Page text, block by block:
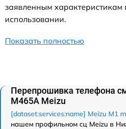
заявленным
использовании.
Показать полностью
Перепрошивка телефона
M465A Meizu
[dataset:services:name] Meizu M1
нашем профильном сц Meizu в